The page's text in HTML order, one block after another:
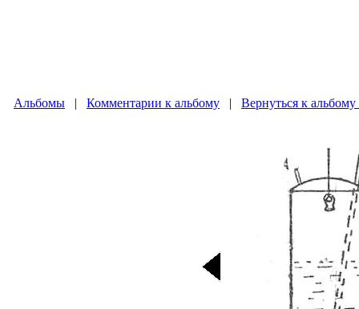
Альбомы | Комментарии к альбому | Вернуться к